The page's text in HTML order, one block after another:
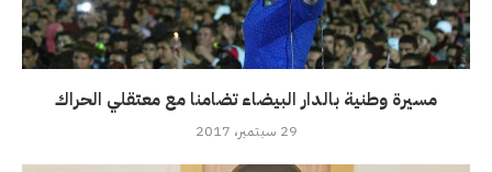
مسيرة وطنية بالدار البيضاء تضامنا مع معتقلي الحراك
29 سبتمبر، 2017